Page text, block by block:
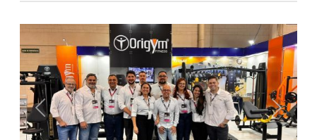
Anterior Próximo